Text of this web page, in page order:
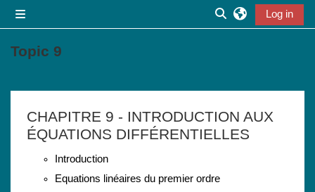
Toggle search
Log in
Topic 9
CHAPITRE 9 - INTRODUCTION AUX
ÉQUATIONS DIFFÉRENTIELLES
Introduction
Equations linéaires du premier ordre